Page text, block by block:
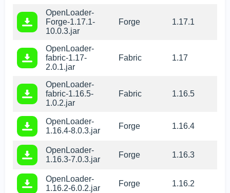
OpenLoader-
Forge-1.17.1-
10.0.3.jar
Forge 1.17.1
OpenLoader-
fabric-1.17-
2.0.1.jar
Fabric 1.17
OpenLoader-
fabric-1.16.5-
1.0.2.jar
Fabric 1.16.5
OpenLoader-
1.16.4-8.0.3.jar
Forge 1.16.4
OpenLoader-
1.16.3-7.0.3.jar
Forge 1.16.3
OpenLoader-
1.16.2-6.0.2.jar
Forge 1.16.2